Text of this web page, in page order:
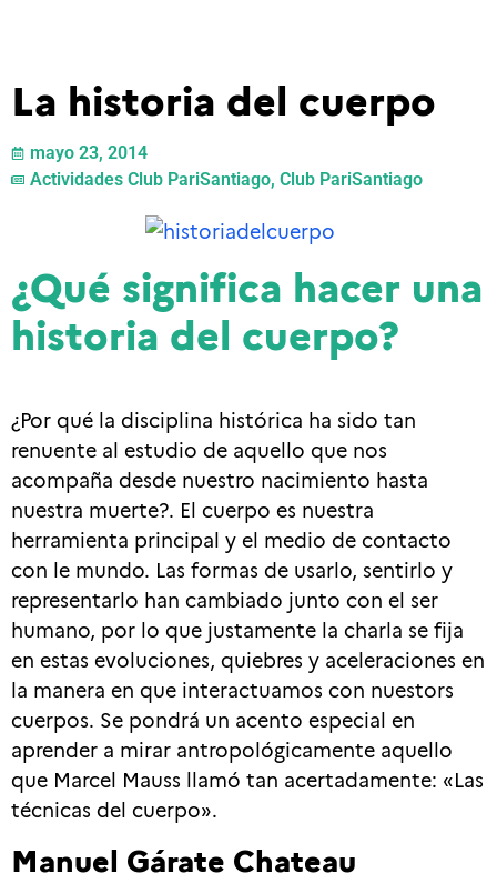
La historia del cuerpo
mayo 23, 2014
Actividades Club PariSantiago, Club PariSantiago
¿Qué significa hacer una
historia del cuerpo?
¿Por qué la disciplina histórica ha sido tan
renuente al estudio de aquello que nos
acompaña desde nuestro nacimiento hasta
nuestra muerte?. El cuerpo es nuestra
herramienta principal y el medio de contacto
con le mundo. Las formas de usarlo, sentirlo y
representarlo han cambiado junto con el ser
humano, por lo que justamente la charla se fija
en estas evoluciones, quiebres y aceleraciones en
la manera en que interactuamos con nuestors
cuerpos. Se pondrá un acento especial en
aprender a mirar antropológicamente aquello
que Marcel Mauss llamó tan acertadamente: «Las
técnicas del cuerpo».
Manuel Gárate Chateau